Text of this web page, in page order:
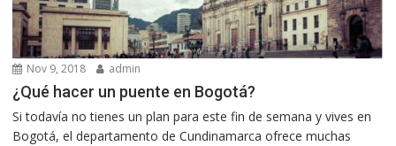
Nov 9, 2018 admin
¿Qué hacer un puente en Bogotá?
Si todavía no tienes un plan para este fin de semana y vives en
Bogotá, el departamento de Cundinamarca ofrece muchas